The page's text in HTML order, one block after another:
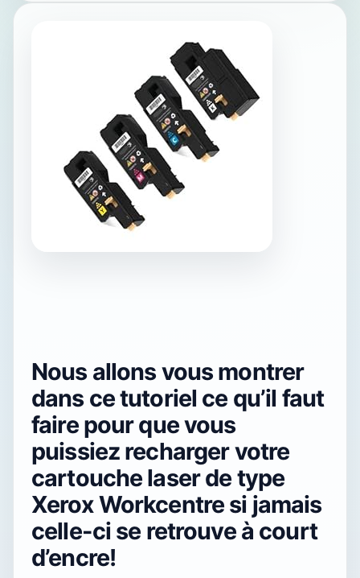
Nous allons vous montrer
dans ce tutoriel ce qu’il faut
faire pour que vous
puissiez recharger votre
cartouche laser de type
Xerox Workcentre si jamais
celle-ci se retrouve à court
d’encre!